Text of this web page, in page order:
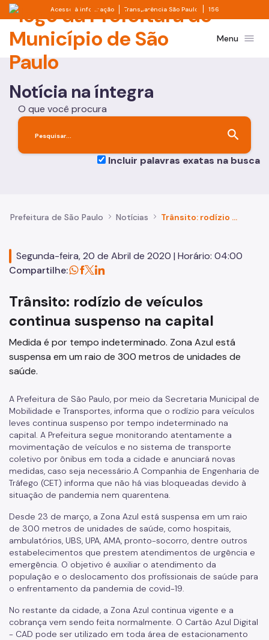
Pular para o Conteúdo principal
Acesso à informação Divisor de acesso à informação
Transparência São Paulo Divisor de
156
Prefeitura de São Paulo
Menu menu
Notícia na íntegra
O que você procura
search
Incluir palavras exatas na busca
Prefeitura de São Paulo Notícias Trânsito: rodízio de veículos continua suspenso na capital
Segunda-feira, 20 de Abril de 2020 | Horário: 04:00
Compartilhe:
Trânsito: rodízio de veículos
continua suspenso na capital
Medida é por tempo indeterminado. Zona Azul está
suspensa em um raio de 300 metros de unidades de
saúde.
A Prefeitura de São Paulo, por meio da Secretaria Municipal de
Mobilidade e Transportes, informa que o rodízio para veículos
leves continua suspenso por tempo indeterminado na
capital. A Prefeitura segue monitorando atentamente a
movimentação de veículos e no sistema de transporte
coletivo por ônibus em toda a cidade e anunciará novas
medidas, caso seja necessário.A Companhia de Engenharia de
Tráfego (CET) informa que não há vias bloqueadas devido à
situação de pandemia nem quarentena.
Desde 23 de março, a Zona Azul está suspensa em um raio
de 300 metros de unidades de saúde, como hospitais,
ambulatórios, UBS, UPA, AMA, pronto-socorro, dentre outros
estabelecimentos que prestem atendimentos de urgência e
emergência. O objetivo é auxiliar o atendimento da
população e o deslocamento dos profissionais de saúde para
o enfrentamento da pandemia de covid-19.
No restante da cidade, a Zona Azul continua vigente e a
cobrança vem sendo feita normalmente. O Cartão Azul Digital
- CAD pode ser utilizado em toda área de estacionamento